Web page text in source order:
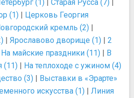
(1) Старая Русса (7)
(1) | Церковь Георгия
кремль (2) |
| Ярославово дворище (1) | 2
На майские праздники (11) | В
(11) | На теплоходе с ужином (4)
(3) | Выставки в «Эрарте»
искусства (1) | Линия